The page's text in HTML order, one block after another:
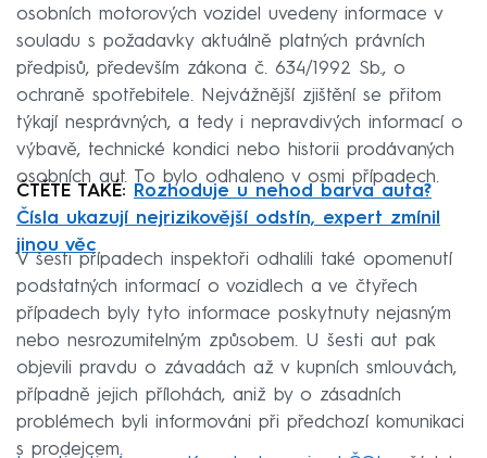
osobních motorových vozidel uvedeny informace v
souladu s požadavky aktuálně platných právních
předpisů, především zákona č. 634/1992 Sb., o
ochraně spotřebitele. Nejvážnější zjištění se přitom
týkají nesprávných, a tedy i nepravdivých informací o
výbavě, technické kondici nebo historii prodávaných
osobních aut. To bylo odhaleno v osmi případech.
ČTĚTE TAKÉ:
Rozhoduje u nehod barva auta?
Čísla ukazují nejrizikovější odstín, expert zmínil
jinou věc
V šesti případech inspektoři odhalili také opomenutí
podstatných informací o vozidlech a ve čtyřech
případech byly tyto informace poskytnuty nejasným
nebo nesrozumitelným způsobem. U šesti aut pak
objevili pravdu o závadách až v kupních smlouvách,
případně jejich přílohách, aniž by o zásadních
problémech byli informováni při předchozí komunikaci
s prodejcem.